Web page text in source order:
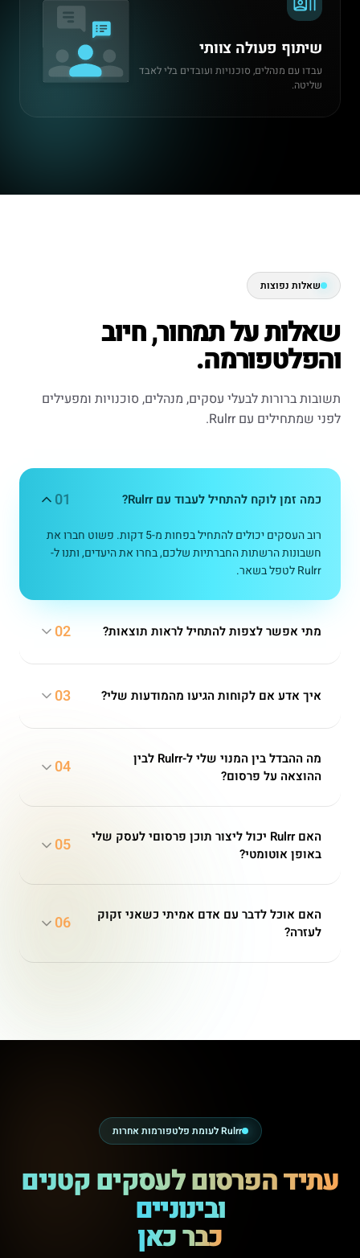
שיתוף פעולה צוותי
עבדו עם מנהלים, סוכנויות ועובדים בלי לאבד
שליטה.
שאלות נפוצות
שאלות על תמחור, חיוב
והפלטפורמה.
תשובות ברורות לבעלי עסקים, מנהלים, סוכנויות ומפעילים
לפני שמתחילים עם Rulrr.
כמה זמן לוקח להתחיל לעבוד עם Rulrr? 01
רוב העסקים יכולים להתחיל בפחות מ-5 דקות. פשוט חברו את
חשבונות הרשתות החברתיות שלכם, בחרו את היעדים, ותנו ל-
Rulrr לטפל בשאר.
מתי אפשר לצפות להתחיל לראות תוצאות? 02
איך אדע אם לקוחות הגיעו מהמודעות שלי? 03
מה ההבדל בין המנוי שלי ל-Rulrr לבין
ההוצאה על פרסום?
04
האם Rulrr יכול ליצור תוכן פרסוםי לעסק שלי
באופן אוטומטי?
05
האם אוכל לדבר עם אדם אמיתי כשאני זקוק
לעזרה?
06
Rulrr לעומת פלטפורמות אחרות
עתיד הפרסום לעסקים קטנים
ובינוניים
כבר כאן